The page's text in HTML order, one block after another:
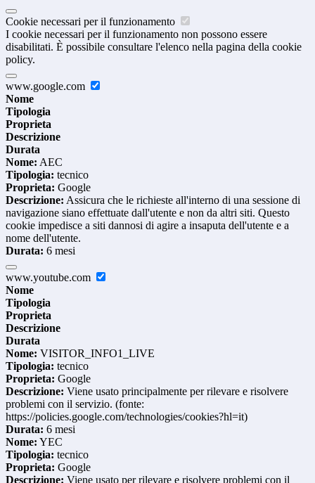
Cookie necessari per il funzionamento
I cookie necessari per il funzionamento non possono essere
disabilitati. È possibile consultare l'elenco nella pagina della cookie
policy.
www.google.com
Nome
Tipologia
Proprieta
Descrizione
Durata
Nome: AEC
Tipologia: tecnico
Proprieta: Google
Descrizione: Assicura che le richieste all'interno di una sessione di
navigazione siano effettuate dall'utente e non da altri siti. Questo
cookie impedisce a siti dannosi di agire a insaputa dell'utente e a
nome dell'utente.
Durata: 6 mesi
www.youtube.com
Nome
Tipologia
Proprieta
Descrizione
Durata
Nome: VISITOR_INFO1_LIVE
Tipologia: tecnico
Proprieta: Google
Descrizione: Viene usato principalmente per rilevare e risolvere
problemi con il servizio. (fonte:
https://policies.google.com/technologies/cookies?hl=it)
Durata: 6 mesi
Nome: YEC
Tipologia: tecnico
Proprieta: Google
Descrizione: Viene usato per rilevare e risolvere problemi con il